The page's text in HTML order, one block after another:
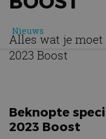
Nieuws
Alles wat je
2023 Boost
Beknopte
2023 Boost